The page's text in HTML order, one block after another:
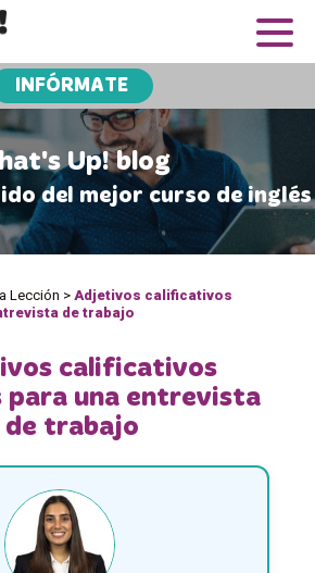
INFÓRMATE
Up! blog
del mejor curso de inglés
Lección > Adjetivos calificativos
de trabajo
calificativos
para una entrevista
de trabajo